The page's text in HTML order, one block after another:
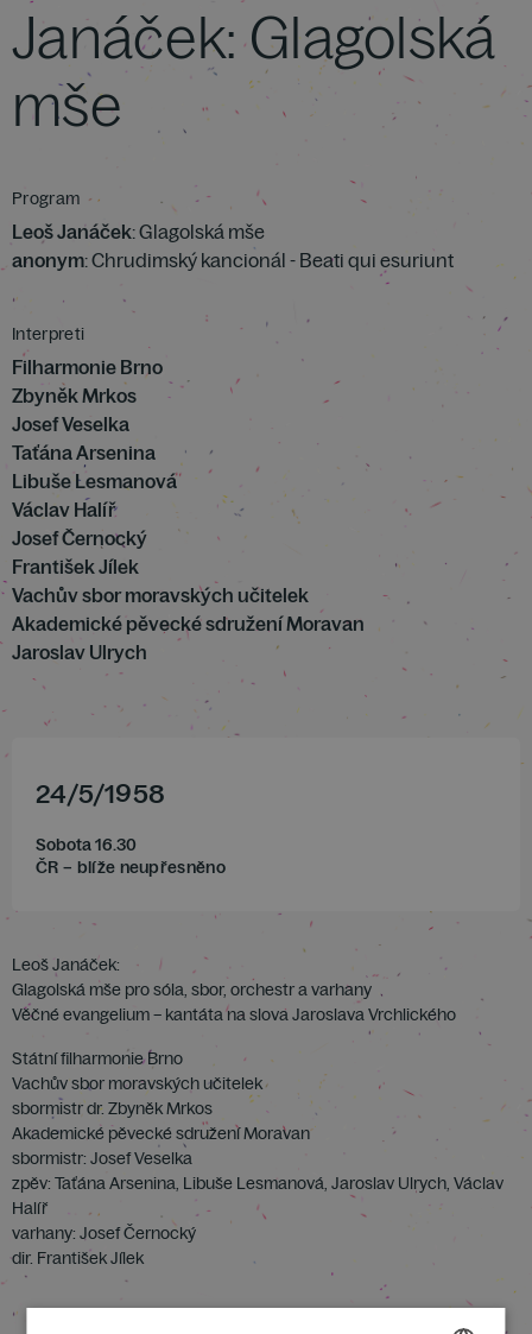
Janáček: Glagolská
mše
Program
Leoš Janáček: Glagolská mše
anonym: Chrudimský kancionál - Beati qui esuriunt
Interpreti
Filharmonie Brno
Zbyněk Mrkos
Josef Veselka
Taťána Arsenina
Libuše Lesmanová
Václav Halíř
Josef Černocký
František Jílek
Vachův sbor moravských učitelek
Akademické pěvecké sdružení Moravan
Jaroslav Ulrych
24/5/1958
Sobota 16.30
ČR – blíže neupřesněno
Leoš Janáček:
Glagolská mše pro sóla, sbor, orchestr a varhany
Věčné evangelium – kantáta na slova Jaroslava Vrchlického
Státní filharmonie Brno
Vachův sbor moravských učitelek
sbormistr dr. Zbyněk Mrkos
Akademické pěvecké sdružení Moravan
sbormistr: Josef Veselka
zpěv: Taťána Arsenina, Libuše Lesmanová, Jaroslav Ulrych, Václav
Halíř
varhany: Josef Černocký
dir. František Jílek